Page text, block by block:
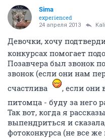
Sima
experienced
24 апреля 2013
Девочки, хочу
конкурсах помогает
Позавчера был звонок
звонок (если они нам
счастлива
, если они
питомца - буду за него
Так вот, когда я
выпендриться и
фотоконкурса (не все